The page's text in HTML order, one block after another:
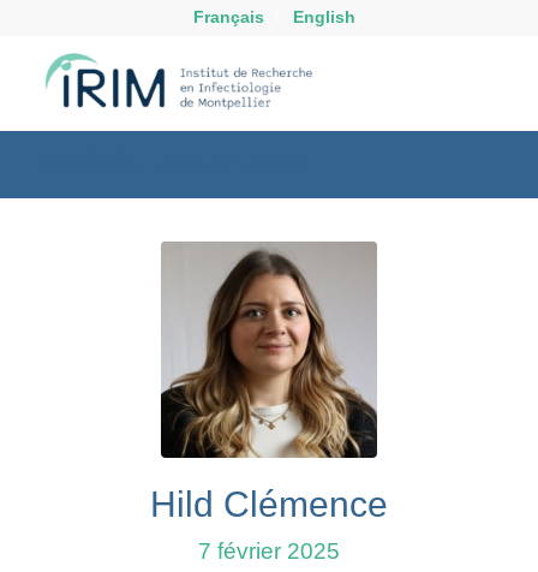
Français English
Hild Clémence
7 février 2025